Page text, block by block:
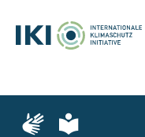
Hauptinhalt
springen
Suche
springen
Hauptnavigation
springen
Zur
Seite
Zur
Seite